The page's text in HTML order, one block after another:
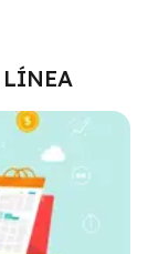
LÍNEA